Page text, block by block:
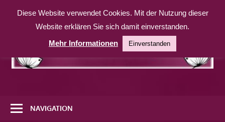
Inhalt
weitereNAVIGATION
Diese Website verwendet Cookies. Mit der Nutzung dieser
Website erklären Sie sich damit einverstanden.
Mehr Informationen
Einverstanden